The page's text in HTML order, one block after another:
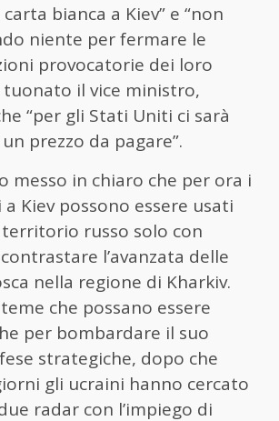
bianca a Kiev” e “non
niente per fermare le
provocatorie dei loro
tuonato il vice ministro,
“per gli Stati Uniti ci sarà
prezzo da pagare”.
messo in chiaro che per ora i
Kiev possono essere usati
russo solo con
l’avanzata delle
nella regione di Kharkiv.
che possano essere
per bombardare il suo
strategiche, dopo che
gli ucraini hanno cercato
radar con l’impiego di